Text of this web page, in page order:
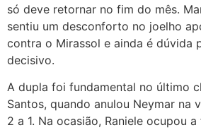
só deve retornar no fim do mês.
sentiu um desconforto no joelho
contra o Mirassol e ainda é dúvida
decisivo.
A dupla foi fundamental no último
Santos, quando anulou Neymar na
2 a 1. Na ocasião, Raniele ocupou